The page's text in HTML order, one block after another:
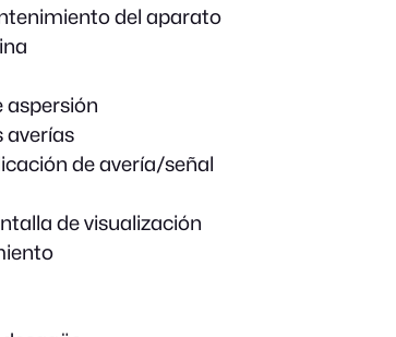
del aparato
aspersión
averías
de avería/señal
de visualización